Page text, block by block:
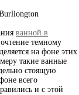
ванной в
темному
на фоне этих
такие ванные
стоящую
всего
и с этой